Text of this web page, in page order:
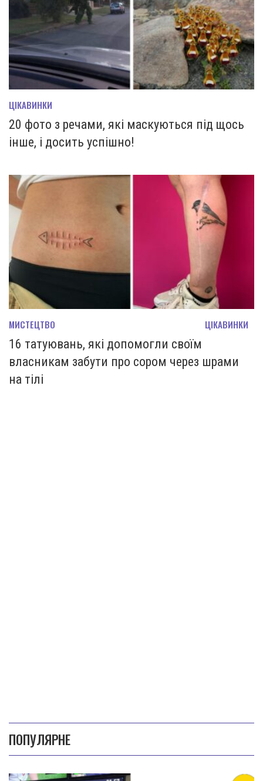
ЦІКАВИНКИ
20 фото з речами, які маскуються під щось
інше, і досить успішно!
МИСТЕЦТВО ЦІКАВИНКИ
16 татуювань, які допомогли своїм
власникам забути про сором через шрами
на тілі
ПОПУЛЯРНЕ